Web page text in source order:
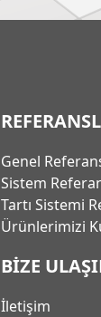
Genel
Sistem
Tartı Sistemi
Ürünlerimizi
BİZE
İletişim